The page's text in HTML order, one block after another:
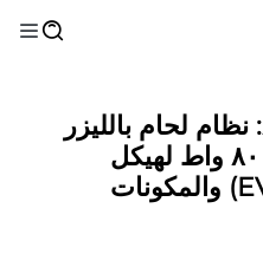
أوتو ويلد-إي في ٨٠٠٠: نظام لحام بالليزر
عالي القدرة بقدرة ٨٠٠٠ واط لهيكل
المركبات الكهربائية (EV) والمكونات